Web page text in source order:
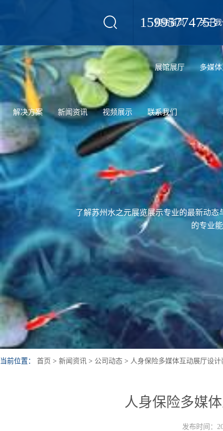
15995774753
网站首页 关于
展馆展厅 多媒
解决方案 新闻资讯 视频展示 联系我们
了解苏州水之元展览展示专业的最新动
的专业
当前位置： 首页 > 新闻资讯 > 公司动态 > 人身保险多媒体互动展厅设计
人身保险多媒
发布时间：